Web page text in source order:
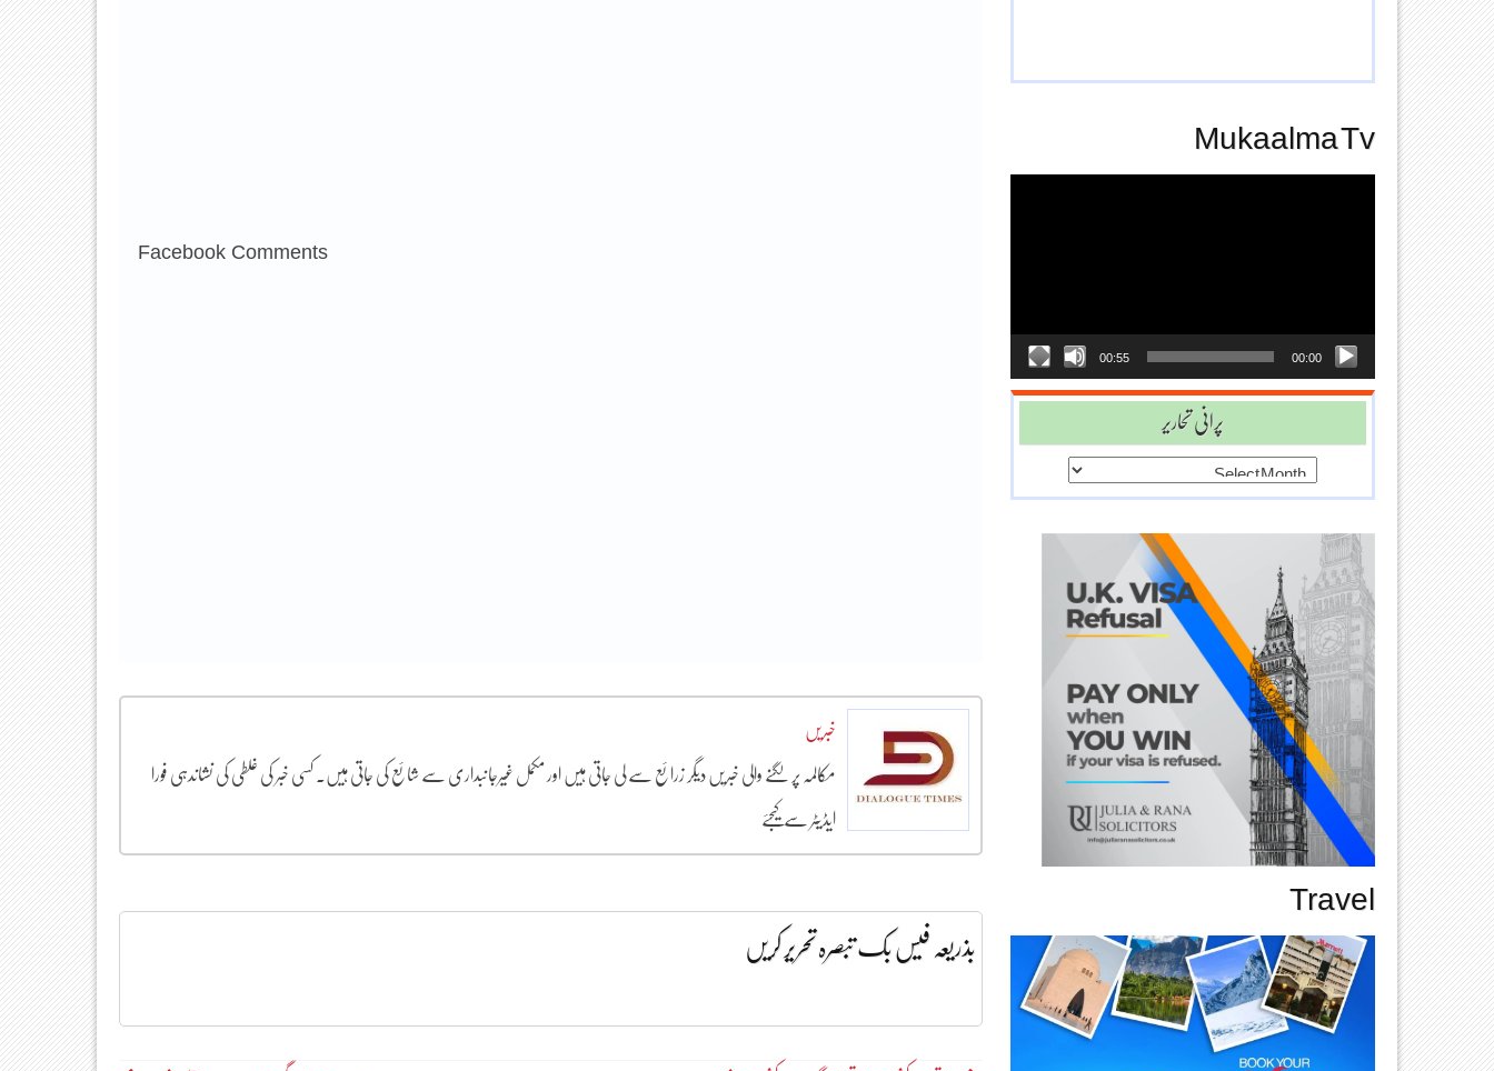
Facebook Comments
خبریں
مکالمہ پر لگنے والی خبریں دیگر زرائع سے لی جاتی ہیں اور مکمل غیرجانبداری سے شائع کی جاتی ہیں۔ کسی خبر کی غلطی کی نشاندہی فورا
ایڈیٹر سے کیجئے
بذریعہ فیس بک تبصرہ تحریر کریں
Mukaalma Tv
00:00
00:55
پرانی تحاریر
Travel